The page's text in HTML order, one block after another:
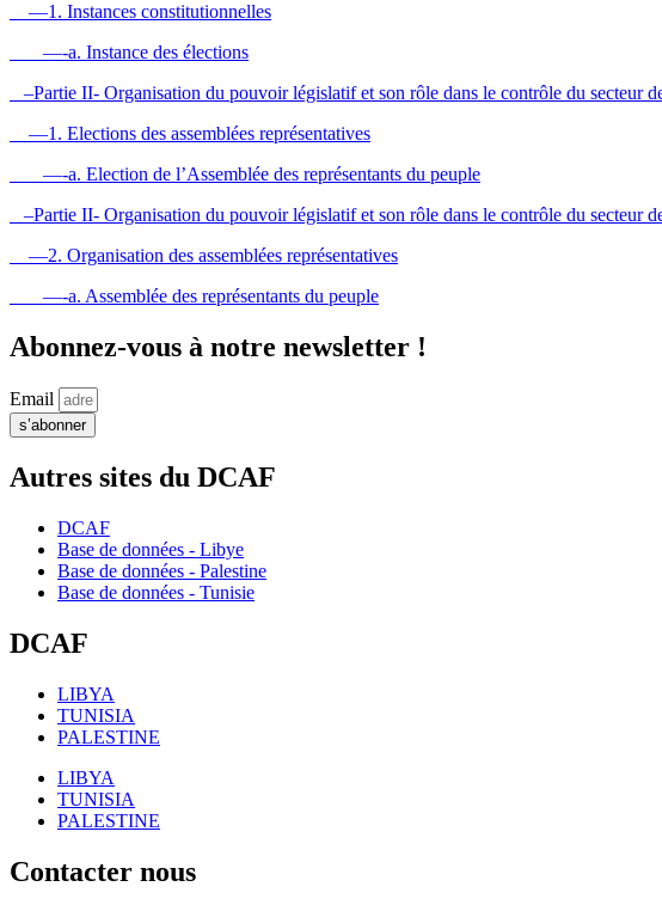
—1. Instances constitutionnelles
—-a. Instance des élections
–Partie II- Organisation du pouvoir législatif et son rôle dans le contrôle du secteur
—1. Elections des assemblées représentatives
—-a. Election de l’Assemblée des représentants du peuple
–Partie II- Organisation du pouvoir législatif et son rôle dans le contrôle du secteur
—2. Organisation des assemblées représentatives
—-a. Assemblée des représentants du peuple
Abonnez-vous à notre newsletter !
Email
s’abonner
Autres sites du DCAF
DCAF
Base de données - Libye
Base de données - Palestine
Base de données - Tunisie
DCAF
LIBYA
TUNISIA
PALESTINE
LIBYA
TUNISIA
PALESTINE
Contacter nous